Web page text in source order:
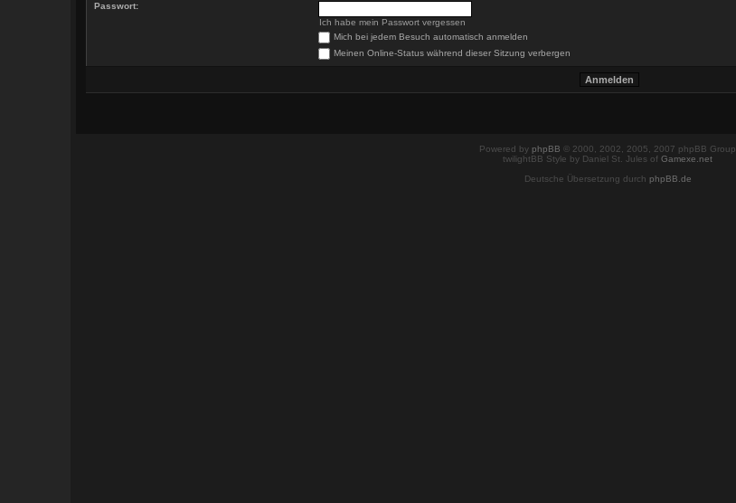
Passwort:
Ich habe mein Passwort vergessen
Mich bei jedem Besuch automatisch anmelden
Meinen Online-Status während dieser Sitzung verbergen
Powered by phpBB © 2000, 2002, 2005, 2007 phpBB Group
twilightBB Style by Daniel St. Jules of Gamexe.net
Deutsche Übersetzung durch phpBB.de